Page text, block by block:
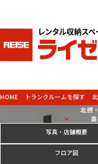
トップページへ
トランクルームを探す
HOME トランクルームを探す
北摂
写真・店舗概要
フロア図